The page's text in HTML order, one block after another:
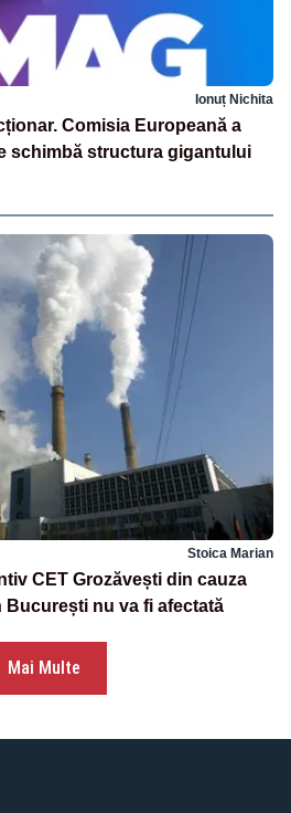
Ionuț Nichita
Comisia Europeană a
schimbă structura gigantului
Stoica Marian
CET Grozăvești din cauza
nu va fi afectată
Mai Multe